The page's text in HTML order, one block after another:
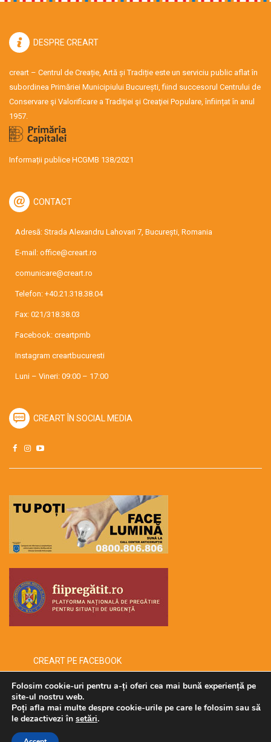
DESPRE CREART
creart – Centrul de Creație, Artă și Tradiție este un serviciu public aflat în
subordinea Primăriei Municipiului București, fiind succesorul Centrului de
Conservare şi Valorificare a Tradiţiei şi Creaţiei Populare, înființat în anul
1957.
Informații publice HCGMB 138/2021
CONTACT
Adresă: Strada Alexandru Lahovari 7, București, Romania
E-mail: office@creart.ro
comunicare@creart.ro
Telefon: +40.21.318.38.04
Fax: 021/318.38.03
Facebook: creartpmb
Instagram creartbucuresti
Luni – Vineri: 09:00 – 17:00
CREART ÎN SOCIAL MEDIA
CREART PE FACEBOOK
Copyright © 2026 -creart-
Folosim cookie-uri pentru a-ți oferi cea mai bună experiență pe
site-ul nostru web.
Poți afla mai multe despre cookie-urile pe care le folosim sau să
le dezactivezi în setări.